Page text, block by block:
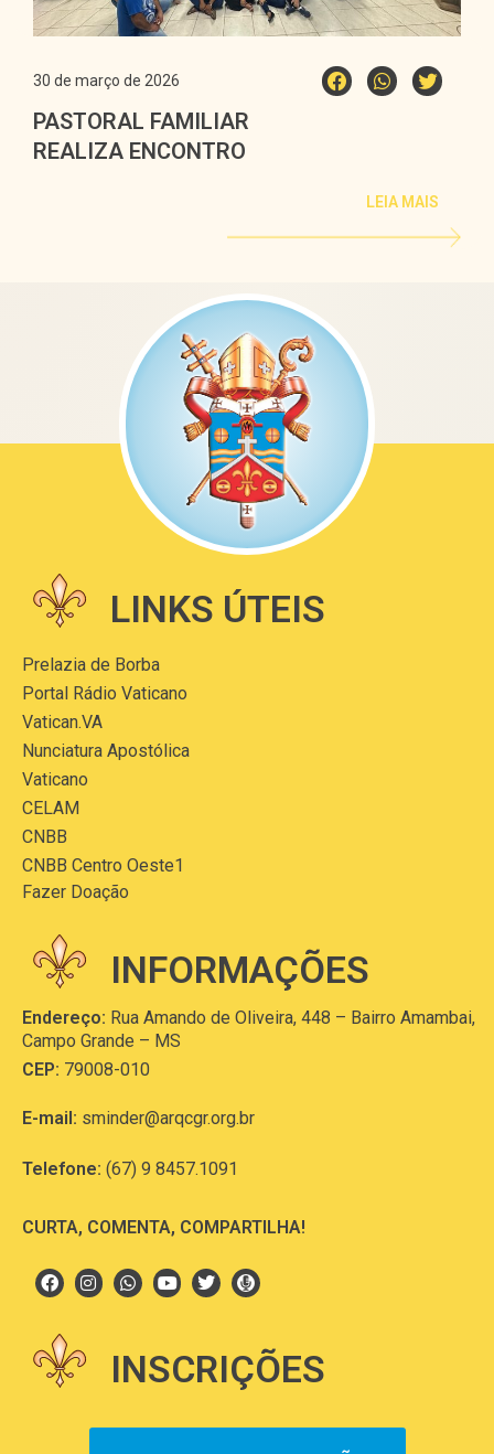
30 de março de 2026
PASTORAL FAMILIAR
REALIZA ENCONTRO
LEIA MAIS
LINKS ÚTEIS
Prelazia de Borba
Portal Rádio Vaticano
Vatican.VA
Nunciatura Apostólica
Vaticano
CELAM
CNBB
CNBB Centro Oeste1
Fazer Doação
INFORMAÇÕES
Endereço: Rua Amando de Oliveira, 448 – Bairro Amambai,
Campo Grande – MS
CEP: 79008-010
E-mail: sminder@arqcgr.org.br
Telefone: (67) 9 8457.1091
CURTA, COMENTA, COMPARTILHA!
INSCRIÇÕES